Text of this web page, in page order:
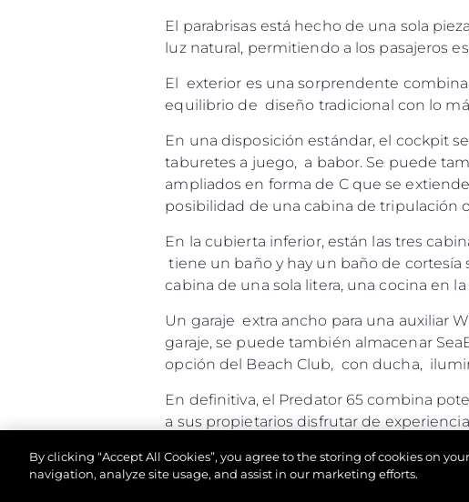
El parabrisas está hecho de una sola
luz natural, permitiendo a los pasajeros
El exterior es una sorprendente
equilibrio de diseño tradicional con lo
En una disposición estándar, el cockpit
taburetes a juego, a babor. Se puede
ampliados en forma de C que se
posibilidad de una cabina de tripulación
En la cubierta inferior, están las tres
tiene un baño y hay un baño de cortesía
cabina de una sola litera, una cocina en
Un garaje extra ancho para una auxiliar
garaje, se puede también almacenar
opción del Beach Club, con ducha,
En definitiva, el Predator 65 combina
a sus propietarios disfrutar de
By clicking “Accept All Cookies”, you agree to the storing of cookies on
navigation, analyze site usage, and assist in our marketing efforts.